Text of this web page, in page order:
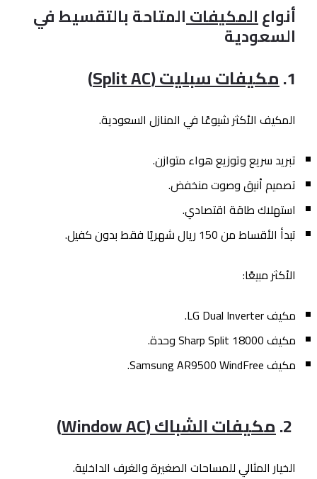
أنواعالمكيفاتالمتاحة بالتقسيط في
السعودية
1. مكيفات سبليت (Split AC)
المكيف الأكثر شيوعًا في المنازل السعودية.
تبريد سريع وتوزيع هواء متوازن.
تصميم أنيق وصوت منخفض.
استهلاك طاقة اقتصادي.
تبدأ الأقساط من 150 ريال شهريًا فقط بدون كفيل.
الأكثر مبيعًا:
مكيف LG Dual Inverter.
مكيف Sharp Split 18000 وحدة.
مكيف Samsung AR9500 WindFree.
مكيفات الشباك (Window AC)
الخيار المثالي للمساحات الصغيرة والغرف الداخلية.